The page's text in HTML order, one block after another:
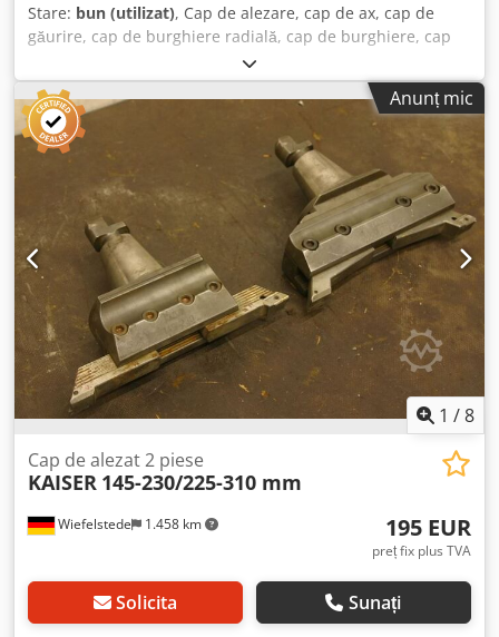
Stare: bun (utilizat), Cap de alezare, cap de ax, cap de
găurire, cap de burghiere radială, cap de burghiere, cap
de găurire pe ax, cap de alezare pe ax, unealtă de ax, cap
de planare și alezare - Cap de alezare: prindere MK5 -
Dimensiuni ax: Ø 120-140 mm - Dimensiuni: Ø 124 x 253
mm - Greutate: 8,4 kg Dcjdpfxsxc U H Ue Af Aek
Anunț mic
1 /8
Wiefelstede 1.458 km
Cap de alezat 2 piese
KAISER 145-230/225-310 mm
195 EUR
preț fix plus TVA
Solicita Sunați